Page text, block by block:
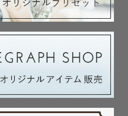
将来大きくなったお子さま
になってくれるタイムカ
ています。
まらなかったとなってし
らお子様のペースで撮る